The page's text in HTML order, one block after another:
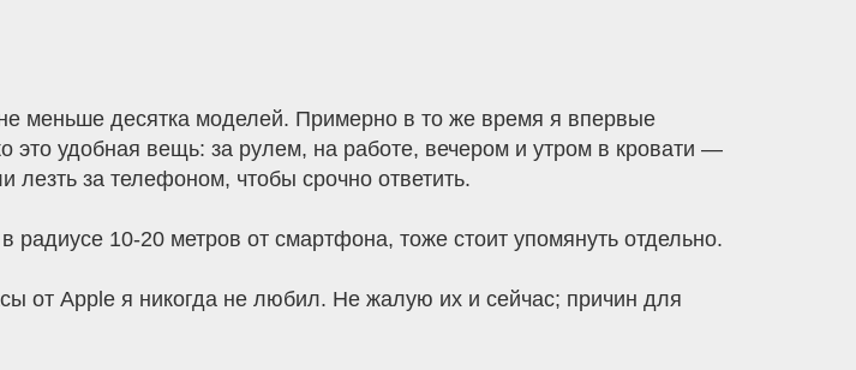
меньше десятка моделей. Примерно в то же время я впервые
это удобная вещь: за рулем, на работе, вечером и утром в кровати —
за телефоном, чтобы срочно ответить.
10-20 метров от смартфона, тоже стоит упомянуть отдельно.
от Apple я никогда не любил. Не жалую их и сейчас; причин для